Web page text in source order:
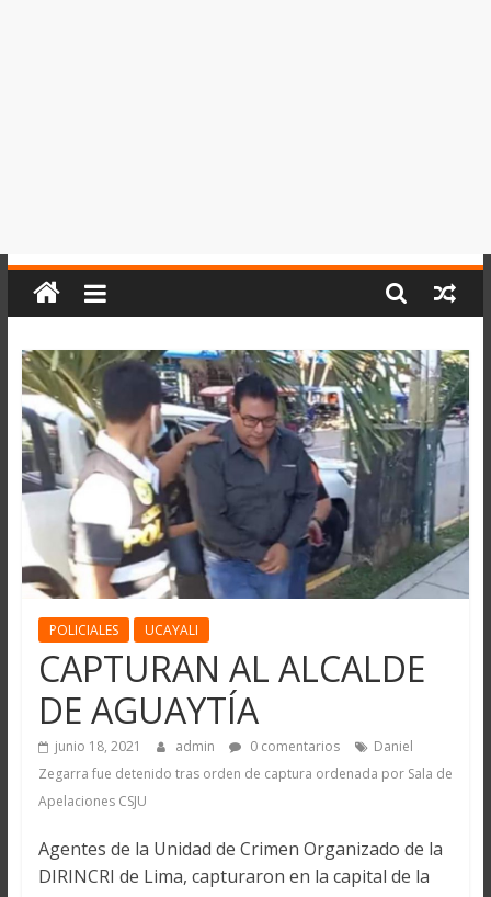
POLICIALES UCAYALI
CAPTURAN AL ALCALDE
DE AGUAYTÍA
junio 18, 2021 admin 0 comentarios
Daniel
Zegarra fue detenido tras orden de captura ordenada por Sala de
Apelaciones CSJU
Agentes de la Unidad de Crimen Organizado de la
DIRINCRI de Lima, capturaron en la capital de la